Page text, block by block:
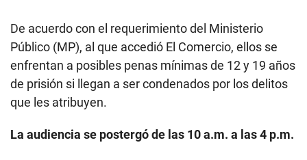
De acuerdo con el requerimiento del Ministerio
Público (MP), al que accedió El Comercio, ellos se
enfrentan a posibles penas mínimas de 12 y 19 años
de prisión si llegan a ser condenados por los delitos
que les atribuyen.
La audiencia se postergó de las 10 a.m. a las 4 p.m.